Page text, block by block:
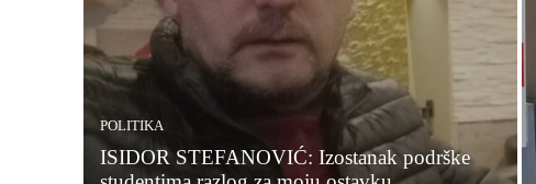
POLITIKA
ISIDOR STEFANOVIĆ: Izostanak podrške